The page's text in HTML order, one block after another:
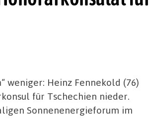
weniger: Heinz Fennekold (76)
für Tschechien nieder.
Sonnenenergieforum im